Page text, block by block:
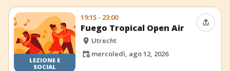
LEZIONE E
SOCIAL
19:15 - 23:00
Fuego Tropical Open Air
Utrecht
mercoledì, ago 12, 2026